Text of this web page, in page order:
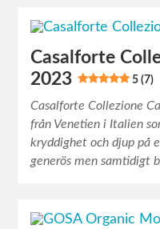
Casalforte
2023
5 (7)
Casalforte Collezione
från Venetien i Italien
kryddighet och djup på
generös men samtidigt